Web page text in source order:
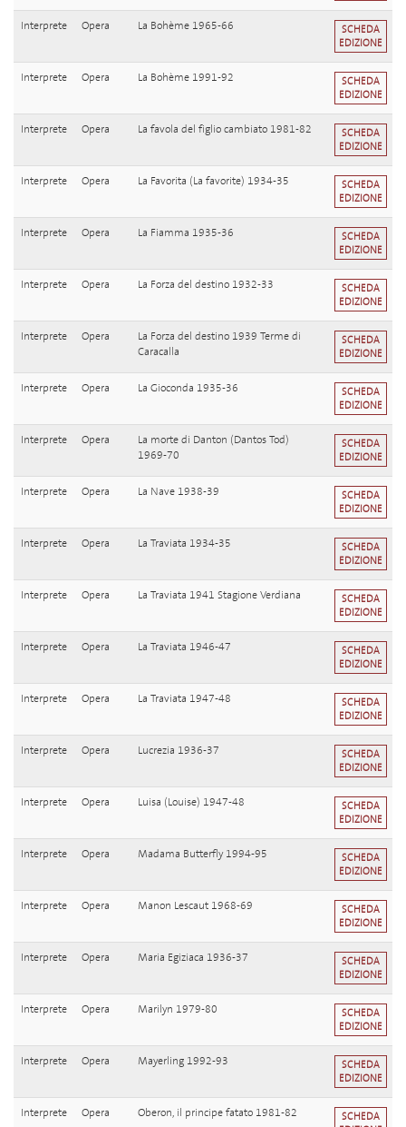
Interprete Opera La Bohème 1965-66
SCHEDA
EDIZIONE
Interprete Opera La Bohème 1991-92
SCHEDA
EDIZIONE
Interprete Opera La favola del figlio cambiato 1981-82
SCHEDA
EDIZIONE
Interprete Opera La Favorita (La favorite) 1934-35
SCHEDA
EDIZIONE
Interprete Opera La Fiamma 1935-36
SCHEDA
EDIZIONE
Interprete Opera La Forza del destino 1932-33
SCHEDA
EDIZIONE
Interprete Opera
La Forza del destino 1939 Terme di
Caracalla
SCHEDA
EDIZIONE
Interprete Opera La Gioconda 1935-36
SCHEDA
EDIZIONE
Interprete Opera
La morte di Danton (Dantos Tod)
1969-70
SCHEDA
EDIZIONE
Interprete Opera La Nave 1938-39
SCHEDA
EDIZIONE
Interprete Opera La Traviata 1934-35
SCHEDA
EDIZIONE
Interprete Opera La Traviata 1941 Stagione Verdiana
SCHEDA
EDIZIONE
Interprete Opera La Traviata 1946-47
SCHEDA
EDIZIONE
Interprete Opera La Traviata 1947-48
SCHEDA
EDIZIONE
Interprete Opera Lucrezia 1936-37
SCHEDA
EDIZIONE
Interprete Opera Luisa (Louise) 1947-48
SCHEDA
EDIZIONE
Interprete Opera Madama Butterfly 1994-95
SCHEDA
EDIZIONE
Interprete Opera Manon Lescaut 1968-69
SCHEDA
EDIZIONE
Interprete Opera Maria Egiziaca 1936-37
SCHEDA
EDIZIONE
Interprete Opera Marilyn 1979-80
SCHEDA
EDIZIONE
Interprete Opera Mayerling 1992-93
SCHEDA
EDIZIONE
Interprete Opera Oberon, il principe fatato 1981-82
SCHEDA